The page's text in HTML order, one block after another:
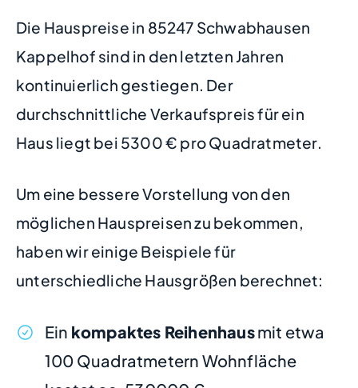
Die Hauspreise in 85247 Schwabhausen
Kappelhof sind in den letzten Jahren
kontinuierlich gestiegen. Der
durchschnittliche Verkaufspreis für ein
Haus liegt bei 5300 € pro Quadratmeter.
Um eine bessere Vorstellung von den
möglichen Hauspreisen zu bekommen,
haben wir einige Beispiele für
unterschiedliche Hausgrößen berechnet:
Ein kompaktes Reihenhausmit etwa
100 Quadratmetern Wohnfläche